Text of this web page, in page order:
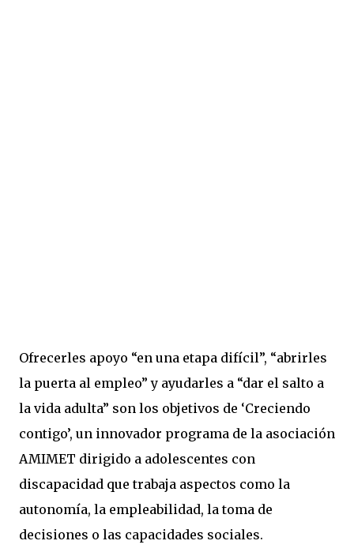
Ofrecerles apoyo “en una etapa difícil”, “abrirles
la puerta al empleo” y ayudarles a “dar el salto a
la vida adulta” son los objetivos de ‘Creciendo
contigo’, un innovador programa de la asociación
AMIMET dirigido a adolescentes con
discapacidad que trabaja aspectos como la
autonomía, la empleabilidad, la toma de
decisiones o las capacidades sociales.